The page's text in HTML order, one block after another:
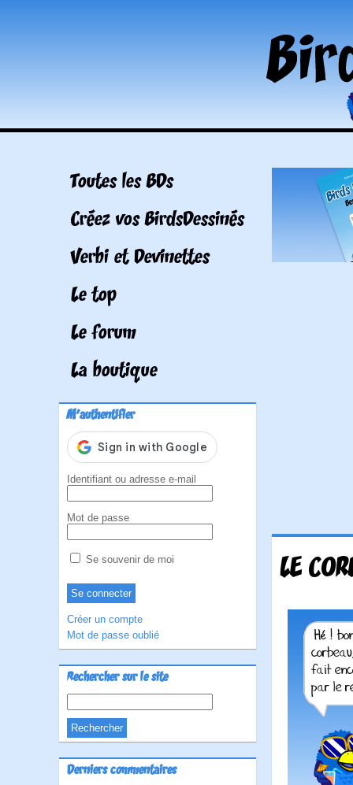
Toutes les BDs
Créez vos BirdsDessinés
Verbi et Devinettes
Le top
Le forum
La boutique
M'authentifier
Identifiant ou adresse e-mail
Mot de passe
Se souvenir de moi
Créer un compte
Mot de passe oublié
Rechercher sur le site
Derniers commentaires
LE